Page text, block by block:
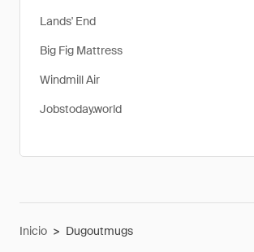
Lands' End
Big Fig Mattress
Windmill Air
Jobstoday.world
Inicio > Dugoutmugs